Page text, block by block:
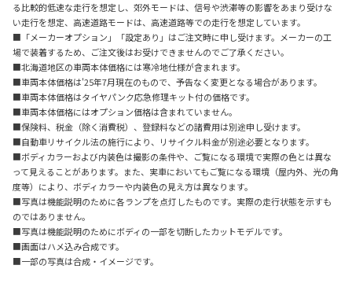
る比較的低速な走行を想定し、郊外モードは、信号や渋滞等の影響をあまり受けな
い走行を想定、高速道路モードは、高速道路等での走行を想定しています。
■「メーカーオプション」「設定あり」はご注文時に申し受けます。メーカーの工
場で装着するため、ご注文後はお受けできませんのでご了承ください。
■北海道地区の車両本体価格には寒冷地仕様が含まれます。
■車両本体価格は'25年7月現在のもので、予告なく変更となる場合があります。
■車両本体価格はタイヤパンク応急修理キット付の価格です。
■車両本体価格にはオプション価格は含まれていません。
■保険料、税金（除く消費税）、登録料などの諸費用は別途申し受けます。
■自動車リサイクル法の施行により、リサイクル料金が別途必要となります。
■ボディカラーおよび内装色は撮影の条件や、ご覧になる環境で実際の色とは異な
って見えることがあります。また、実車においてもご覧になる環境（屋内外、光の角
度等）により、ボディカラーや内装色の見え方は異なります。
■写真は機能説明のために各ランプを点灯したものです。実際の走行状態を示すも
のではありません。
■写真は機能説明のためにボディの一部を切断したカットモデルです。
■画面はハメ込み合成です。
■一部の写真は合成・イメージです。